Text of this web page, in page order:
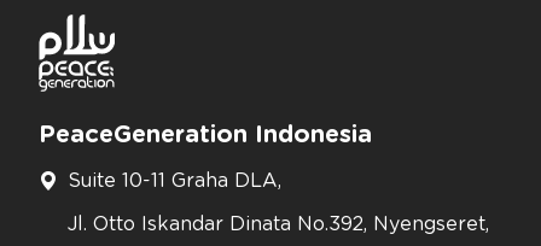
PeaceGeneration Indonesia
Suite 10-11 Graha DLA,
Jl. Otto Iskandar Dinata No.392, Nyengseret,